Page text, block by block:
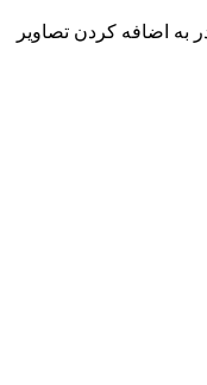
به اضافه کردن تصاویر